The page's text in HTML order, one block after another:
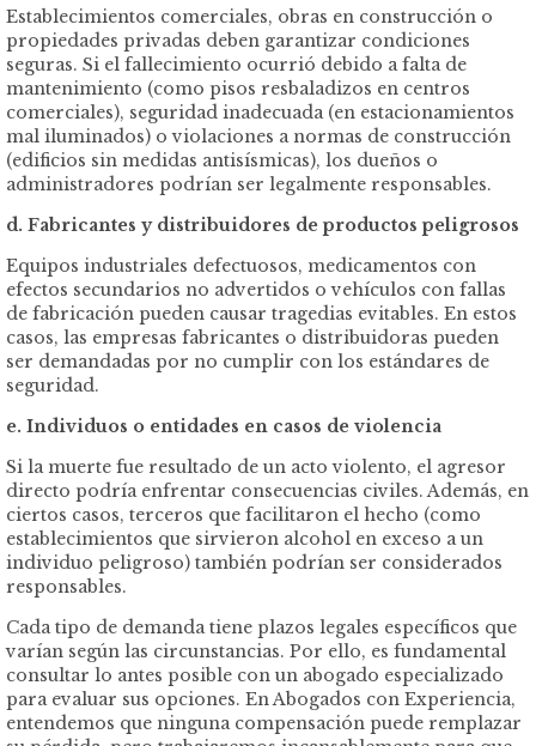
Establecimientos comerciales, obras en construcción o
propiedades privadas deben garantizar condiciones
seguras. Si el fallecimiento ocurrió debido a falta de
mantenimiento (como pisos resbaladizos en centros
comerciales), seguridad inadecuada (en estacionamientos
mal iluminados) o violaciones a normas de construcción
(edificios sin medidas antisísmicas), los dueños o
administradores podrían ser legalmente responsables.
d. Fabricantes y distribuidores de productos peligrosos
Equipos industriales defectuosos, medicamentos con
efectos secundarios no advertidos o vehículos con fallas
de fabricación pueden causar tragedias evitables. En estos
casos, las empresas fabricantes o distribuidoras pueden
ser demandadas por no cumplir con los estándares de
seguridad.
e. Individuos o entidades en casos de violencia
Si la muerte fue resultado de un acto violento, el agresor
directo podría enfrentar consecuencias civiles. Además, en
ciertos casos, terceros que facilitaron el hecho (como
establecimientos que sirvieron alcohol en exceso a un
individuo peligroso) también podrían ser considerados
responsables.
Cada tipo de demanda tiene plazos legales específicos que
varían según las circunstancias. Por ello, es fundamental
consultar lo antes posible con un abogado especializado
para evaluar sus opciones. En Abogados con Experiencia,
entendemos que ninguna compensación puede remplazar